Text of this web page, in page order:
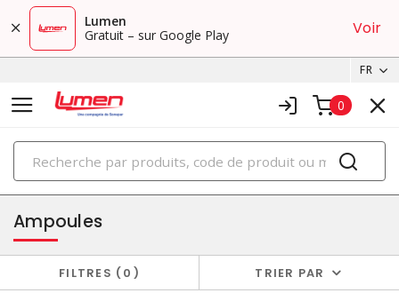
Lumen
Gratuit – sur Google Play
Voir
FR
0
PRODUITS
éclairage
Ampoules
FILTRES 0 TRIER PAR